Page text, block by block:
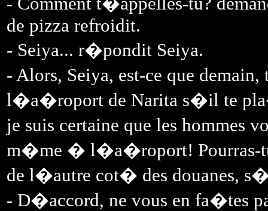
de pizza refroidit.
- Seiya... r�pondit Seiya.
- Alors, Seiya, est-ce que
l�a�roport de Narita s�il te
je suis certaine que les hommes
m�me � l�a�roport! Pourras-
de l�autre cot� des douanes,
- D�accord, ne vous en fa�tes